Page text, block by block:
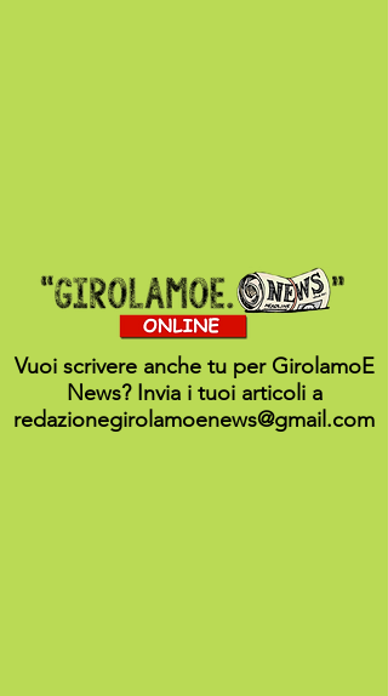
Vuoi scrivere anche tu per GirolamoE
News? Invia i tuoi articoli a
redazionegirolamoenews@gmail.com